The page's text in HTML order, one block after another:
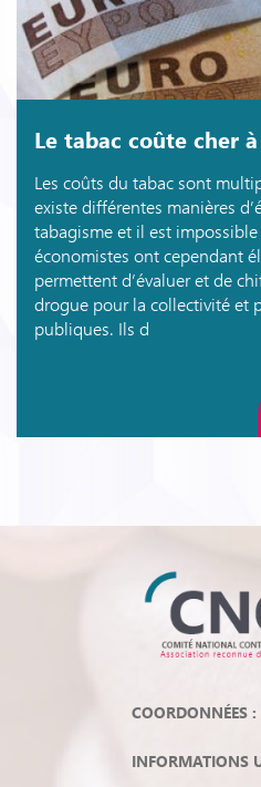
Le tabac coûte cher
Les coûts du tabac sont
existe différentes manières
tabagisme et il est
économistes ont cependant
permettent d’évaluer et de
drogue pour la collectivité et
publiques. Ils d
COORDONNÉES :
INFORMATIONS